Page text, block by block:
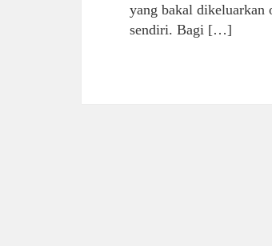
yang bakal dikeluarkan
sendiri. Bagi […]